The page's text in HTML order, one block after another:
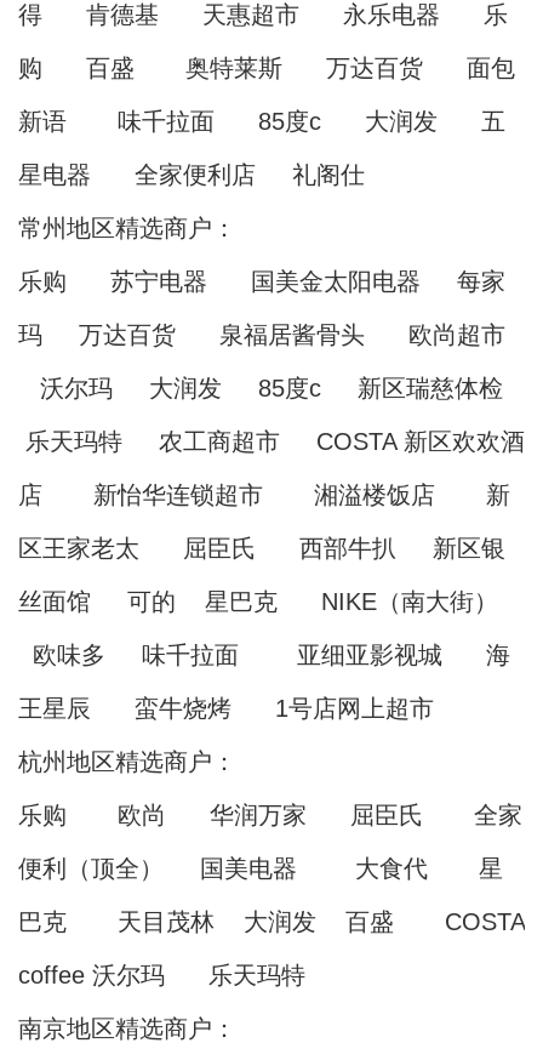
得 肯德基 天惠超市 永乐电器 乐
购 百盛 奥特莱斯 万达百货 面包
新语 味千拉面 85度c 大润发 五
星电器 全家便利店 礼阁仕
常州地区精选商户：
乐购 苏宁电器 国美金太阳电器 每家
玛 万达百货 泉福居酱骨头 欧尚超市
沃尔玛 大润发 85度c 新区瑞慈体检
乐天玛特 农工商超市 COSTA 新区欢欢酒
店 新怡华连锁超市 湘溢楼饭店 新
区王家老太 屈臣氏 西部牛扒 新区银
丝面馆 可的 星巴克 NIKE（南大街）
欧味多 味千拉面 亚细亚影视城 海
王星辰 蛮牛烧烤 1号店网上超市
杭州地区精选商户：
乐购 欧尚 华润万家 屈臣氏 全家
便利（顶全） 国美电器 大食代 星
巴克 天目茂林 大润发 百盛 COSTA
coffee 沃尔玛 乐天玛特
南京地区精选商户：